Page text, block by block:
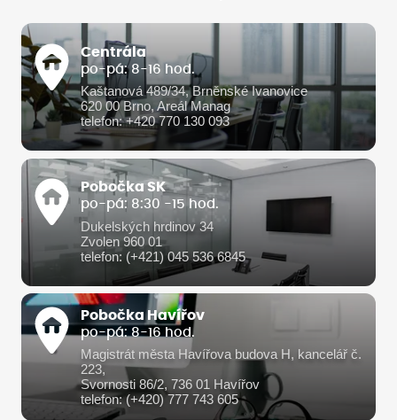
Centrála
po-pá: 8-16 hod.
Kaštanová 489/34, Brněnské Ivanovice
620 00 Brno, Areál Manag
telefon: +420 770 130 093
Pobočka SK
po-pá: 8:30 -15 hod.
Dukelských hrdinov 34
Zvolen 960 01
telefon: (+421) 045 536 6845
Pobočka Havířov
po-pá: 8-16 hod.
Magistrát města Havířova budova H, kancelář č.
223,
Svornosti 86/2, 736 01 Havířov
telefon: (+420) 777 743 605